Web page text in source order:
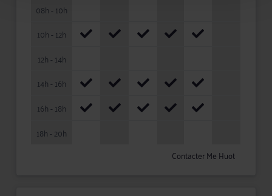
08h - 10h
10h - 12h
12h - 14h
14h - 16h
16h - 18h
18h - 20h
Contacter Me Huot